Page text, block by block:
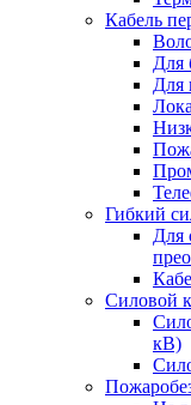
Кабель
Для
Для
Гибкий
Для
Силовой
кВ)